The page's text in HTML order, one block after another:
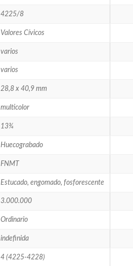
4225/8
Valores Cívicos
varios
varios
28,8 x 40,9 mm
multicolor
13¾
Huecograbado
FNMT
Estucado, engomado, fosforescente
3.000.000
Ordinario
indefinida
4 (4225-4228)